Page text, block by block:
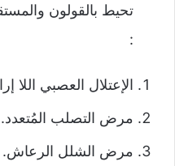
تحيط بالقولون
:
الإعتلال العصبي اللا
مرض التصلب المُتعدد.
مرض الشلل الرعاش.